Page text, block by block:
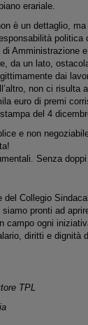
erariale.
è un dettaglio, ma
politica
Amministrazione
da un lato,
dai
non ci risulta
euro di premi
del 4
e non
Senza
del Collegio
pronti ad
campo ogni
diritti e dignità
TPL